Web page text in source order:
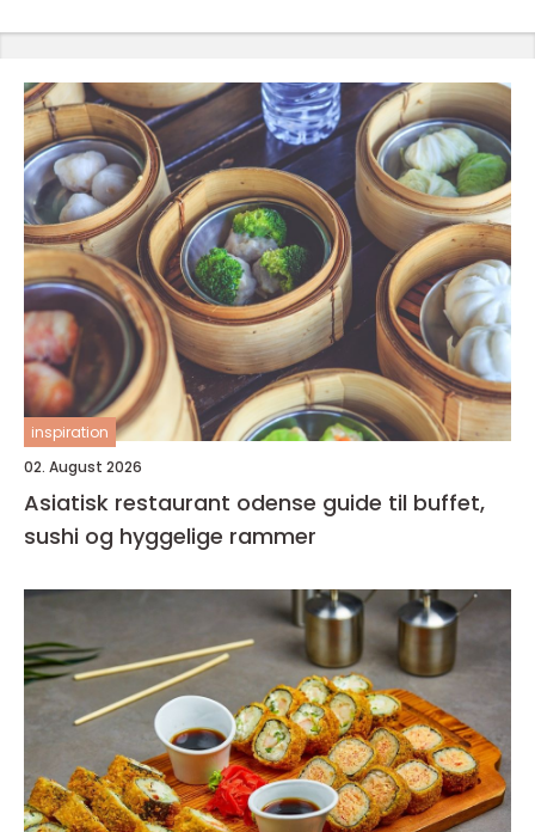
inspiration
02. August 2026
Asiatisk restaurant odense guide til buffet,
sushi og hyggelige rammer